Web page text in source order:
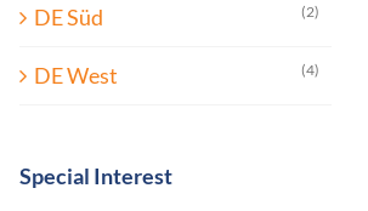
DE Süd (2)
DE West (4)
Special Interest